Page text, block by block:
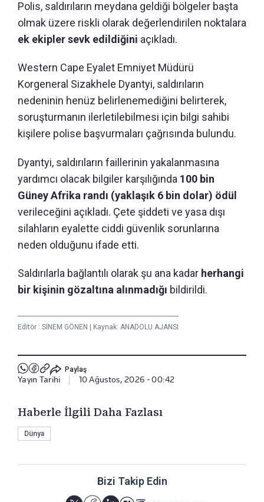
Polis, saldırıların meydana geldiği bölgeler başta
olmak üzere riskli olarak değerlendirilen noktalara
ek ekipler sevk edildiğini açıkladı.
Western Cape Eyalet Emniyet Müdürü
Korgeneral Sizakhele Dyantyi, saldırıların
nedeninin henüz belirlenemediğini belirterek,
soruşturmanın ilerletilebilmesi için bilgi sahibi
kişilere polise başvurmaları çağrısında bulundu.
Dyantyi, saldırıların faillerinin yakalanmasına
yardımcı olacak bilgiler karşılığında 100 bin
Güney Afrika randı (yaklaşık 6 bin dolar) ödül
verileceğini açıkladı. Çete şiddeti ve yasa dışı
silahların eyalette ciddi güvenlik sorunlarına
neden olduğunu ifade etti.
Saldırılarla bağlantılı olarak şu ana kadar herhangi
bir kişinin gözaltına alınmadığı bildirildi.
Editör : SİNEM GÖNEN Kaynak: ANADOLU AJANSI
Paylaş
Yayın Tarihi 10 Ağustos, 2026 - 00:42
Haberle İlgili Daha Fazlası
Dünya
Bizi Takip Edin